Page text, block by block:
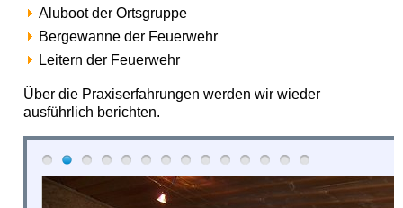
Aluboot der Ortsgruppe
Bergewanne der Feuerwehr
Leitern der Feuerwehr
Über die Praxiserfahrungen werden wir wieder
ausführlich berichten.